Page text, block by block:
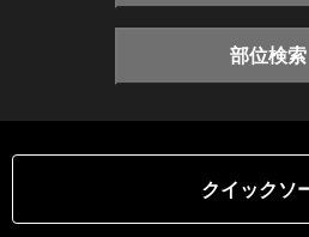
部位検索
クイックソ